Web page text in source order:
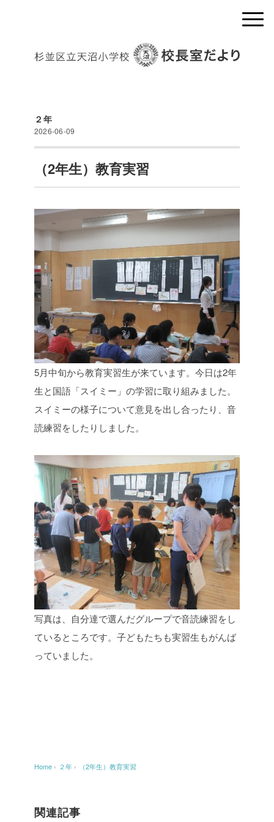
２年
2026-06-09
（2年生）教育実習
5月中旬から教育実習生が来ています。今日は2年
生と国語「スイミー」の学習に取り組みました。
スイミーの様子について意見を出し合ったり、音
読練習をしたりしました。
写真は、自分達で選んだグループで音読練習をし
ているところです。子どもたちも実習生もがんば
っていました。
Home › ２年 › （2年生）教育実習
関連記事